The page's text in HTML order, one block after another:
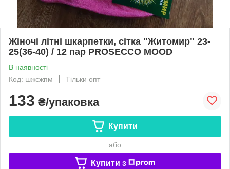
Жіночі літні шкарпетки, сітка "Житомир" 23-
25(36-40) / 12 пар PROSECCO MOOD
В наявності
Код: шжсжпм
Тільки опт
133 ₴/упаковка
Купити
або
Купити з